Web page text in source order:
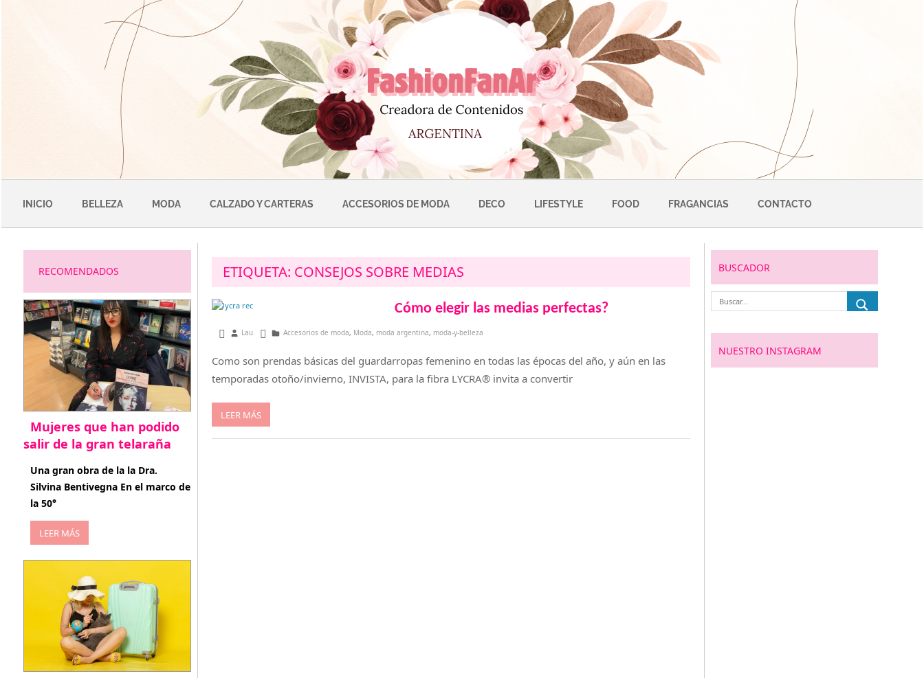
INICIO BELLEZA MODA CALZADO Y CARTERAS ACCESORIOS DE MODA DECO LIFESTYLE FOOD FRAGANCIAS CONTACTO
ETIQUETA: CONSEJOS SOBRE MEDIAS
Cómo elegir las medias perfectas?
agosto 17, 2014
Lau Accesorios de moda, Moda, moda argentina, moda-y-belleza
Como son prendas básicas del guardarropas femenino en todas las épocas del año, y aún en las
temporadas otoño/invierno, INVISTA, para la fibra LYCRA® invita a convertir
LEER MÁS
RECOMENDADOS
Mujeres que han podido
salir de la gran telaraña
abril 29, 2026
Una gran obra de la la Dra.
Silvina Bentivegna En el marco de
la 50°
LEER MÁS
BUSCADOR
NUESTRO INSTAGRAM